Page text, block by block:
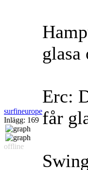
surfineurope
Inlägg: 169
offline
glasa
Erc:
får